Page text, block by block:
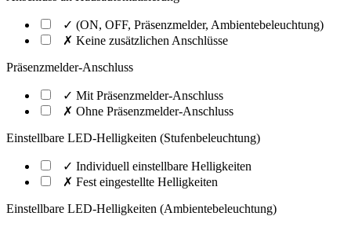
✓ (ON, OFF, Präsenzmelder, Ambientebeleuchtung)
✗ Keine zusätzlichen Anschlüsse
Präsenzmelder-Anschluss
✓ Mit Präsenzmelder-Anschluss
✗ Ohne Präsenzmelder-Anschluss
Einstellbare LED-Helligkeiten (Stufenbeleuchtung)
✓ Individuell einstellbare Helligkeiten
✗ Fest eingestellte Helligkeiten
Einstellbare LED-Helligkeiten (Ambientebeleuchtung)